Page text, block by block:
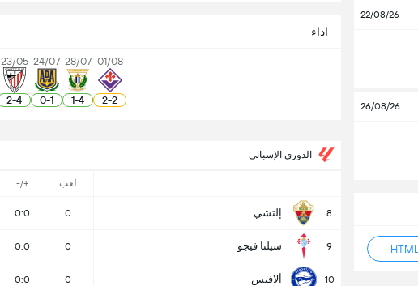
22/08/26
26/08/26
اداء
01/08
2
-
2
28/07
4
-
1
24/07
1
-
0
23/05
4
-
2
الدوري الإسباني
لعب +/-
8 إلتشي 0
0:0
9 سيلتا فيجو 0
0:0
10 ألافيس 0
0:0